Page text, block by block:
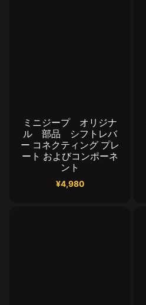
ミニジープ オリジナ
ル 部品 シフトレバ
ー コネクティング プレ
ート およびコンポーネ
ント
¥4,980